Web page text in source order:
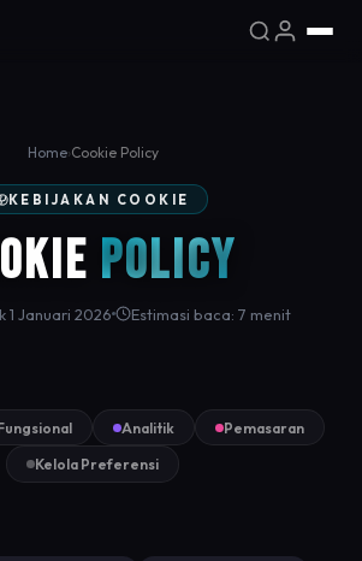
Home›Cookie Policy
KEBIJAKAN COOKIE
Policy
1 Januari 2026 Estimasi baca: 7 menit
Analitik Pemasaran
Kelola Preferensi